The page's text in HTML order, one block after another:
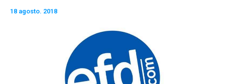
18 agosto. 2018